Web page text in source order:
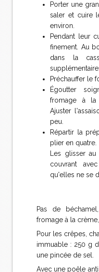
Porter une
saler et cuire
environ.
Pendant leur
finement. Au
dans la
Préchauffer le
Égoutter
fromage à la
Ajuster
peu.
Répartir la
plier en quatre.
Les glisser
couvrant
qu'elles ne se
Pas de
fromage à la
Pour les crêpes,
immuable : 250 g
une pincée de sel.
Avec une poêle